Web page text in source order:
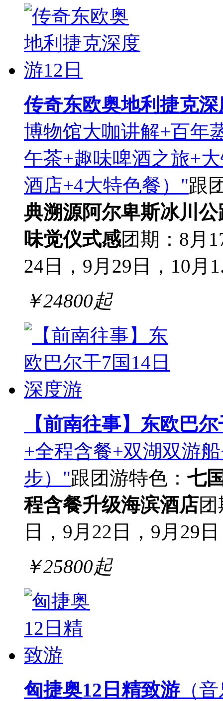
传奇东欧奥地利捷克深
博物馆大咖讲解+百年
午茶+趣味啤酒之旅+
酒店+4大特色餐）"跟
典溯源阿尔卑斯冰川公
味觉仪式感团期：8月
24日，9月29日，10月
￥24800起
【前南往事】东欧巴
+全程含餐+双湖双游
步）"跟团游特色： 七
程含餐升级海滨酒店团
日，9月22日，9月29
￥25800起
匈捷奥12日精致游（